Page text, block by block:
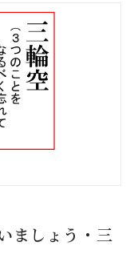
ましょう・三